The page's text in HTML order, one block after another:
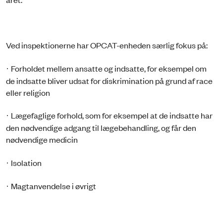
Ved inspektionerne har OPCAT-enheden særlig fokus på:
· Forholdet mellem ansatte og indsatte, for eksempel om
de indsatte bliver udsat for diskrimination på grund af race
eller religion
· Lægefaglige forhold, som for eksempel at de indsatte har
den nødvendige adgang til lægebehandling, og får den
nødvendige medicin
· Isolation
· Magtanvendelse i øvrigt